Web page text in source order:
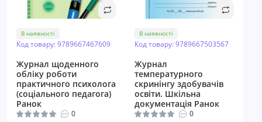
В наявності
Код товару: 9789667467609
Журнал щоденного
обліку роботи
практичного психолога
(соціального педагога)
Ранок
0
В наявності
Код товару: 9789667503567
Журнал
температурного
скринінгу здобувачів
освіти. Шкільна
документація Ранок
0